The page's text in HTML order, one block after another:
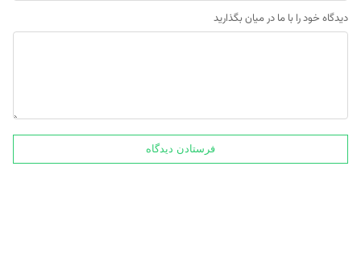
دیدگاه خود را با ما در میان بگذارید